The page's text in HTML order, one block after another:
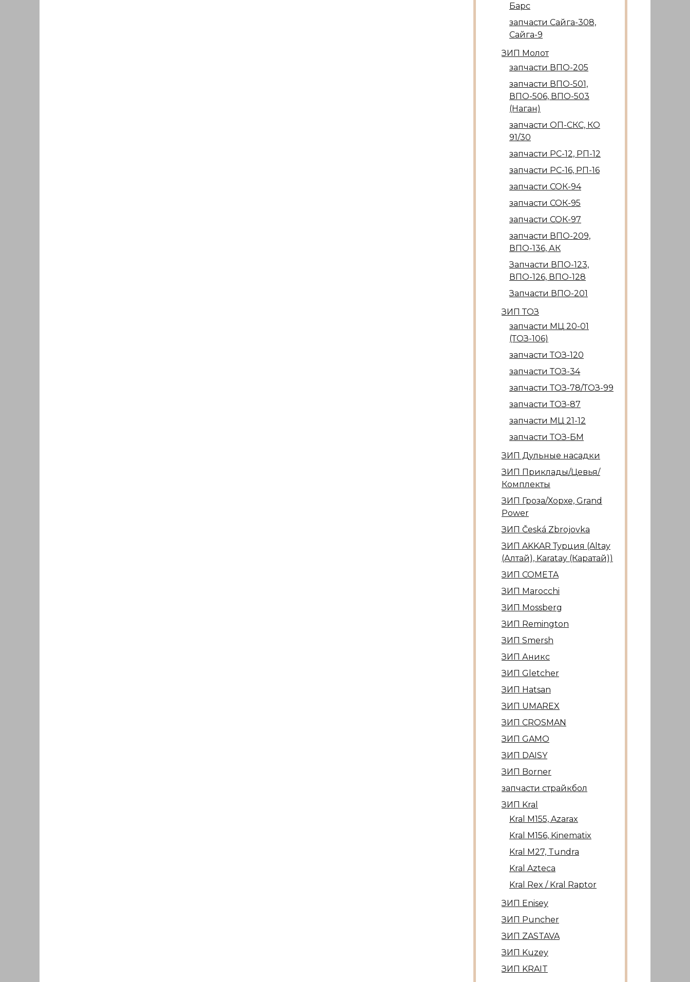
Барс
запчасти Сайга-308,
Сайга-9
ЗИП Молот
запчасти ВПО-205
запчасти ВПО-501,
ВПО-506, ВПО-503
(Наган)
запчасти ОП-СКС, КО
91/30
запчасти РС-12, РП-12
запчасти РС-16, РП-16
запчасти СОК-94
запчасти СОК-95
запчасти СОК-97
запчасти ВПО-209,
ВПО-136, АК
Запчасти ВПО-123,
ВПО-126, ВПО-128
Запчасти ВПО-201
ЗИП ТОЗ
запчасти МЦ 20-01
(ТОЗ-106)
запчасти ТОЗ-120
запчасти ТОЗ-34
запчасти ТОЗ-78/ТОЗ-99
запчасти ТОЗ-87
запчасти МЦ 21-12
запчасти ТОЗ-БМ
ЗИП Дульные насадки
ЗИП Приклады/Цевья/
Комплекты
ЗИП Гроза/Хорхе, Grand
Power
ЗИП Česká Zbrojovka
ЗИП AKKAR Турция (Altay
(Алтай), Karatay (Каратай))
ЗИП COMETA
ЗИП Marocсhi
ЗИП Mossberg
ЗИП Remington
ЗИП Smersh
ЗИП Аникс
ЗИП Gletcher
ЗИП Hatsan
ЗИП UMAREX
ЗИП CROSMAN
ЗИП GAMO
ЗИП DAISY
ЗИП Borner
запчасти страйкбол
ЗИП Kral
Kral М155, Azarax
Kral М156, Kinematix
Kral М27, Tundra
Kral Azteca
Kral Rex / Kral Raptor
ЗИП Enisey
ЗИП Puncher
ЗИП ZASTAVA
ЗИП Kuzey
ЗИП KRAIT